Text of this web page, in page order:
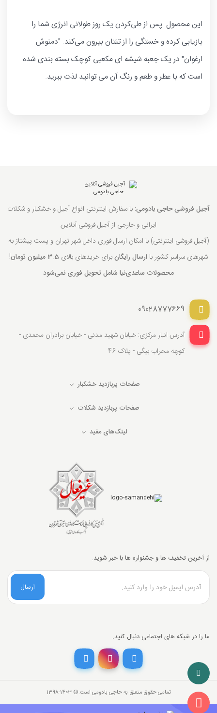
این محصول پس از طی‌کردن یک روز طولانی انرژی شما را
بازیابی کرده و خستگی را از تنتان بیرون می‌کند. "دمنوش
ارغوان" در یک جعبه شیشه ای مکعبی کوچک بسته بندی شده
است که با عطر و طعم و رنگ آن می توانید لذت ببرید.
تخفیف خرید نقدی
با انتخاب درگاه پرداخت حاجی بادومی از 3% خرید نقدی تخفیف بگیرید.
قیمت جدید کالا
آجیل فروشی حاجی بادومی: با سفارش اینترنتی انواع آجیل و خشکبار و شکلات
ایرانی و خارجی از آجیل فروشی آنلاین
(آجیل فروشی اینترنتی) با امکان ارسال فوری داخل شهر تهران و پست پیشتاز به
شهرهای سراسر کشور با ارسال رایگانبرای خریدهای بالای 3.5 میلیون تومان
!
محصولات ساعدی‌نیا شامل تحویل فوری نمی‌شود
09028777669
آدرس انبار مرکزی: خیابان شهید مدنی - خیابان برادران محمدی -
کوچه محراب بیگی - پلاک 46
صفحات پربازدید خشکبار
صفحات پربازدید شکلات
لینک‌های مفید
از آخرین تخفیف ها و جشنواره ها با خبر شوید.
ارسال
ما را در شبکه های اجتماعی دنبال کنید.
تمامی حقوق متعلق به حاجی بادومی است.©‏ 1398-1403